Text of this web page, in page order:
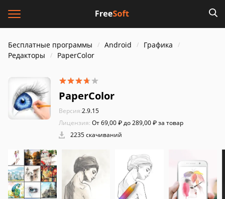
Бесплатные программы Android
Графика
Редакторы
PaperColor
PaperColor
Версия:2.9.15
Лицензия: От 69,00 ₽ до 289,00 ₽ за товар
2235 скачиваний